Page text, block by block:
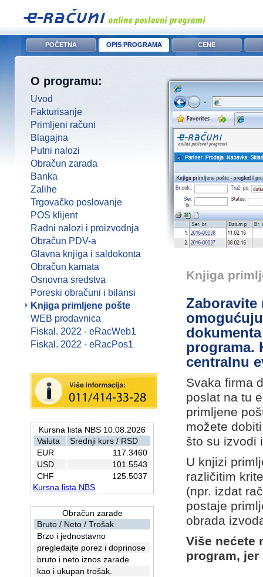
POČETNA OPIS PROGRAMA CENE
O programu:
Uvod
Fakturisanje
Primljeni računi
Blagajna
Putni nalozi
Obračun zarada
Banka
Zalihe
Trgovačko poslovanje
POS klijent
Radni nalozi i proizvodnja
Obračun PDV-a
Glavna knjiga i saldokonta
Obračun kamata
Osnovna sredstva
Poreski obračuni i bilansi
Knjiga primljene pošte
WEB prodavnica
Fiskal. 2022 - eRacWeb1
Fiskal. 2022 - eRacPos1
Kursna lista NBS 10.08.2026
Valuta
Srednji kurs / RSD
EUR
117.3460
USD
101.5543
CHF
125.5037
Kursna lista NBS
Obračun zarade
Bruto / Neto / Trošak
Brzo i jednostavno
pregledajte porez i doprinose
bruto i neto iznos zarade
kao i ukupan trošak.
Knjiga
Zaboravite
programa.
centralnu
Svaka firma
poslat na tu
primljene
možete
što su izvodi
U knjizi
različitim
(npr. izdat
postaje
obrada
Više nećete
program,